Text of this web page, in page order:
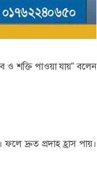
ও শক্তি পাওয়া যায়” বলেন
দ্রুত প্রদাহ হ্রাস পায়।